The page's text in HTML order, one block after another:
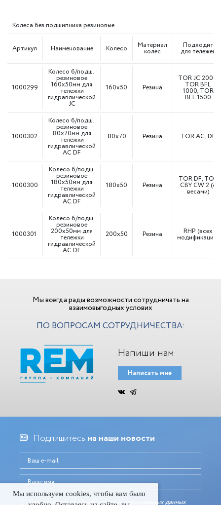
Колеса без подшипника резиновые
Артикул Наименование Колесо Материал
колес
Подходит
для тележек
1000299
Колесо б/подш.
резиновое
160х50мм для
тележки
гидравлической
JC
160х50 Резина
TOR JC 2000,
TOR BFL
1000, TOR
BFL 1500
1000302
Колесо б/подш.
резиновое
80х70мм для
тележки
гидравлической
AC DF
80х70 Резина TOR AC, DF
1000300
Колесо б/подш.
резиновое
180х50мм для
тележки
гидравлической
AC DF
180х50 Резина
TOR DF, TOR
CBY CW 2 (с
весами)
1000301
Колесо б/подш.
резиновое
200х50мм для
тележки
гидравлической
AC DF
200х50 Резина RHP (всех
модификаций)
Мы всегда рады возможности сотрудничать на
взаимовыгодных услових
ПО ВОПРОСАМ СОТРУДНИЧЕСТВА:
Напиши нам
Написать мне
Подпишитесь на наши новости
Даю согласие на обработку моих персональных данныx
Мы используем cookies, чтобы вам было